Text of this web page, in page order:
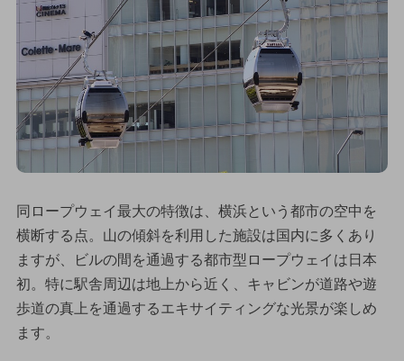
同ロープウェイ最大の特徴は、横浜という都市の空中を
横断する点。山の傾斜を利用した施設は国内に多くあり
ますが、ビルの間を通過する都市型ロープウェイは日本
初。特に駅舎周辺は地上から近く、キャビンが道路や遊
歩道の真上を通過するエキサイティングな光景が楽しめ
ます。